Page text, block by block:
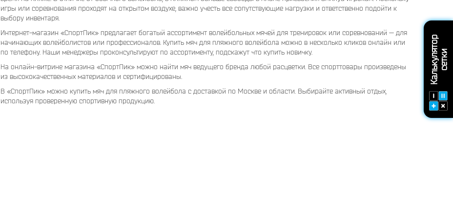
К
а
л
ь
к
у
ля
т
о
р
с
е
т
ки
игры или соревнования проходят на открытом воздухе, важно учесть все сопутствующие нагрузки и ответственно подойти к
выбору инвентаря.
Интернет-магазин «СпортПик» предлагает богатый ассортимент волейбольных мячей для тренировок или соревнований — для
начинающих волейболистов или профессионалов. Купить мяч для пляжного волейбола можно в несколько кликов онлайн или
по телефону. Наши менеджеры проконсультируют по ассортименту, подскажут что купить новичку.
На онлайн-витрине магазина «СпортПик» можно найти мяч ведущего бренда любой расцветки. Все спорттовары произведены
из высококачественных материалов и сертифицированы.
В «СпортПик» можно купить мяч для пляжного волейбола с доставкой по Москве и области. Выбирайте активный отдых,
используя проверенную спортивную продукцию.